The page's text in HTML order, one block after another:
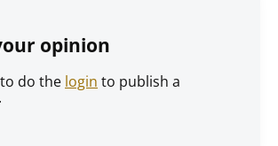
opinion
do the login to publish a